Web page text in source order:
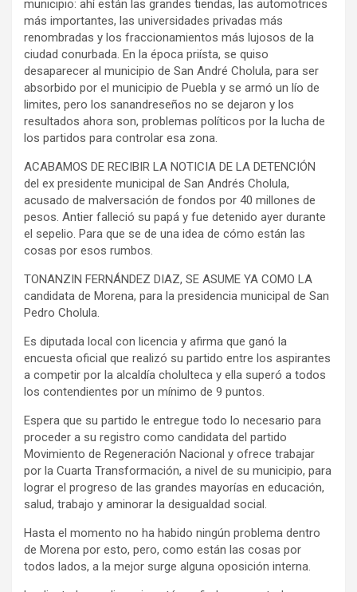
municipio: ahí están las grandes tiendas, las automotrices
más importantes, las universidades privadas más
renombradas y los fraccionamientos más lujosos de la
ciudad conurbada. En la época priísta, se quiso
desaparecer al municipio de San André Cholula, para ser
absorbido por el municipio de Puebla y se armó un lío de
limites, pero los sanandreseños no se dejaron y los
resultados ahora son, problemas políticos por la lucha de
los partidos para controlar esa zona.
ACABAMOS DE RECIBIR LA NOTICIA DE LA DETENCIÓN
del ex presidente municipal de San Andrés Cholula,
acusado de malversación de fondos por 40 millones de
pesos. Antier falleció su papá y fue detenido ayer durante
el sepelio. Para que se de una idea de cómo están las
cosas por esos rumbos.
TONANZIN FERNÁNDEZ DIAZ, SE ASUME YA COMO LA
candidata de Morena, para la presidencia municipal de San
Pedro Cholula.
Es diputada local con licencia y afirma que ganó la
encuesta oficial que realizó su partido entre los aspirantes
a competir por la alcaldía cholulteca y ella superó a todos
los contendientes por un mínimo de 9 puntos.
Espera que su partido le entregue todo lo necesario para
proceder a su registro como candidata del partido
Movimiento de Regeneración Nacional y ofrece trabajar
por la Cuarta Transformación, a nivel de su municipio, para
lograr el progreso de las grandes mayorías en educación,
salud, trabajo y aminorar la desigualdad social.
Hasta el momento no ha habido ningún problema dentro
de Morena por esto, pero, como están las cosas por
todos lados, a la mejor surge alguna oposición interna.